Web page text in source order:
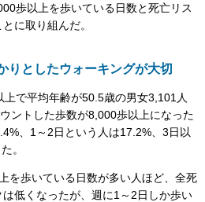
歩以上を歩いている日数と死亡リス
に取り組んだ。
りとしたウォーキングが大切
で平均年齢が50.5歳の男女3,101人
ントした歩数が8,000歩以上になった
、1～2日という人は17.2%、3日以
。
を歩いている日数が多い人ほど、全死
低くなったが、週に1～2日しか歩い